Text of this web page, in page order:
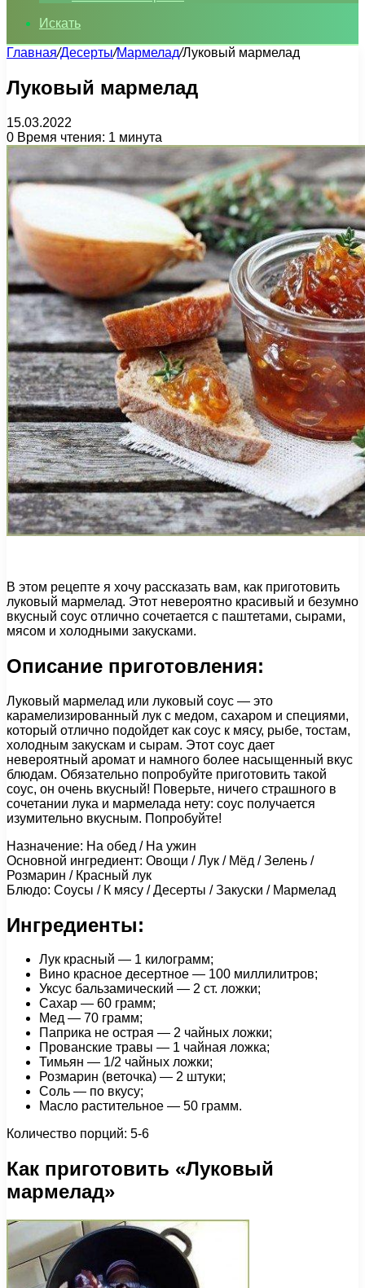
Искать
Главная/Десерты/Мармелад/Луковый мармелад
Луковый мармелад
15.03.2022
0 Время чтения: 1 минута
В этом рецепте я хочу рассказать вам, как приготовить
луковый мармелад. Этот невероятно красивый и безумно
вкусный соус отлично сочетается с паштетами, сырами,
мясом и холодными закусками.
Описание приготовления:
Луковый мармелад или луковый соус — это
карамелизированный лук с медом, сахаром и специями,
который отлично подойдет как соус к мясу, рыбе, тостам,
холодным закускам и сырам. Этот соус дает
невероятный аромат и намного более насыщенный вкус
блюдам. Обязательно попробуйте приготовить такой
соус, он очень вкусный! Поверьте, ничего страшного в
сочетании лука и мармелада нету: соус получается
изумительно вкусным. Попробуйте!
Назначение: На обед / На ужин
Основной ингредиент: Овощи / Лук / Мёд / Зелень /
Розмарин / Красный лук
Блюдо: Соусы / К мясу / Десерты / Закуски / Мармелад
Ингредиенты:
Лук красный — 1 килограмм;
Вино красное десертное — 100 миллилитров;
Уксус бальзамический — 2 ст. ложки;
Сахар — 60 грамм;
Мед — 70 грамм;
Паприка не острая — 2 чайных ложки;
Прованские травы — 1 чайная ложка;
Тимьян — 1/2 чайных ложки;
Розмарин (веточка) — 2 штуки;
Соль — по вкусу;
Масло растительное — 50 грамм.
Количество порций: 5-6
Как приготовить «Луковый
мармелад»